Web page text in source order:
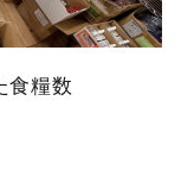
食糧数